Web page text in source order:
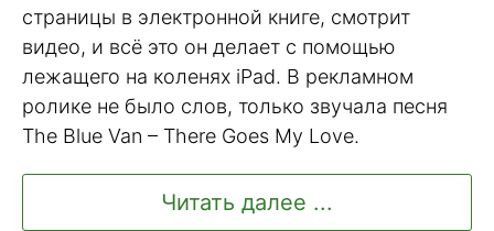
страницы в электронной книге, смотрит
видео, и всё это он делает с помощью
лежащего на коленях iPad. В рекламном
ролике не было слов, только звучала песня
The Blue Van – There Goes My Love.
Читать далее ...